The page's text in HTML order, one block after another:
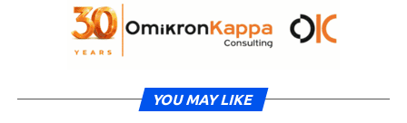
YOU MAY LIKE